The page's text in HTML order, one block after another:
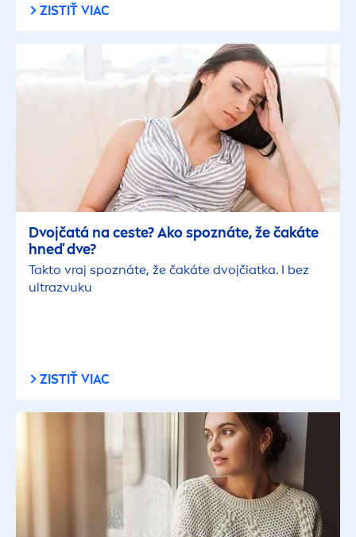
ZISTIŤ VIAC
Dvojčatá na ceste? Ako spoznáte, že čakáte
hneď dve?
Takto vraj spoznáte, že čakáte dvojčiatka. I bez
ultrazvuku
ZISTIŤ VIAC